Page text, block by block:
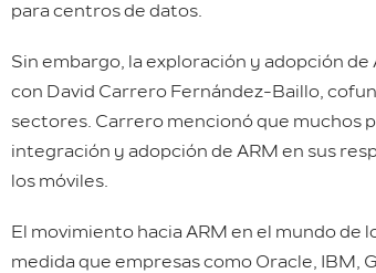
para centros de datos.
Sin embargo, la exploración y adopción
con David Carrero Fernández-Baillo,
sectores. Carrero mencionó que muchos
integración y adopción de ARM en sus
los móviles.
El movimiento hacia ARM en el mundo de
medida que empresas como Oracle, IBM,